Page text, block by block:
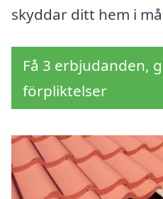
skyddar ditt hem i
Få 3 erbjudanden,
förpliktelser